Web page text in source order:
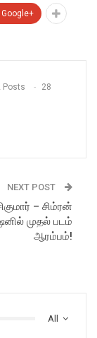
Google+
Posts 28
NEXT POST
– சிம்ரன்
முதல் படம்
ஆரம்பம்!
All